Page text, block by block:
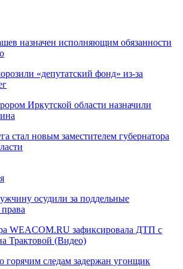
назначен исполняющим обязанности
«депутатский фонд» из‑за
Иркутской области назначили
стал новым заместителем губернатора
осудили за поддельные
WEACOM.RU зафиксировала ДТП с
Трактовой (Видео)
горячим следам задержан угонщик